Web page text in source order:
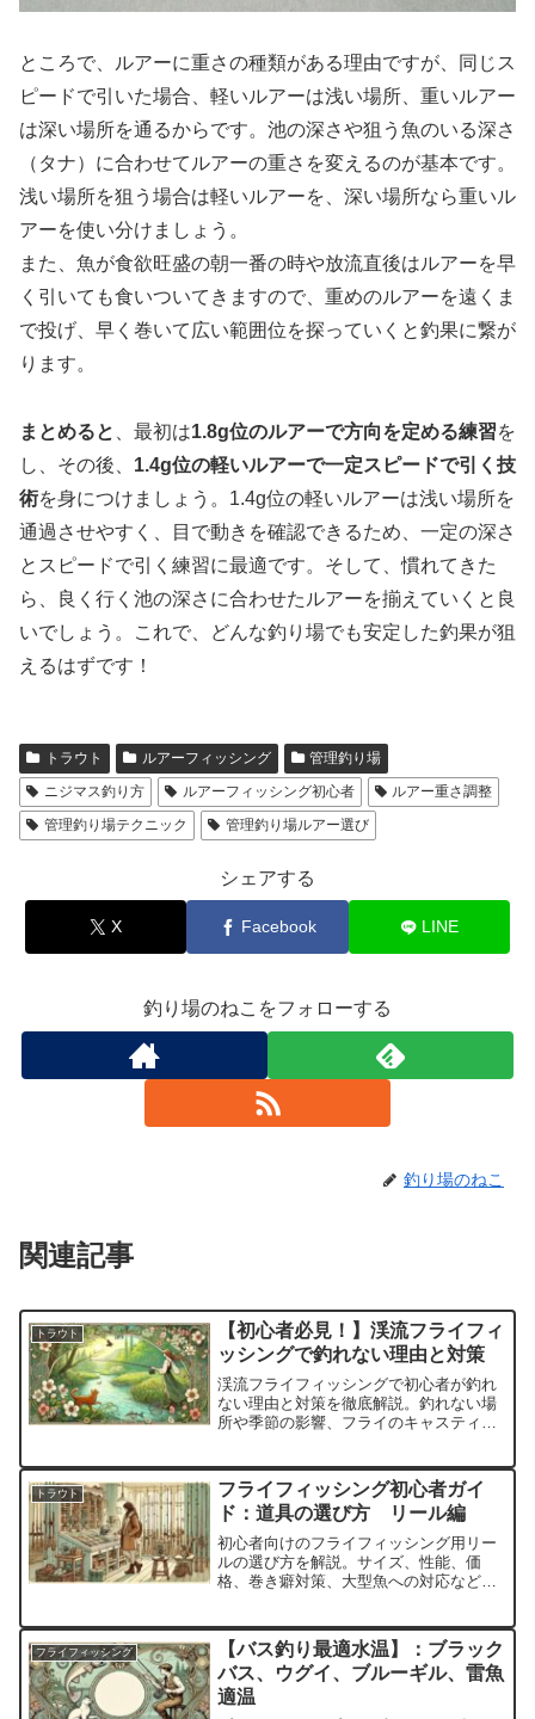
ところで、ルアーに重さの種類がある理由ですが、同じス
ピードで引いた場合、軽いルアーは浅い場所、重いルアー
は深い場所を通るからです。池の深さや狙う魚のいる深さ
（タナ）に合わせてルアーの重さを変えるのが基本です。
浅い場所を狙う場合は軽いルアーを、深い場所なら重いル
アーを使い分けましょう。
また、魚が食欲旺盛の朝一番の時や放流直後はルアーを早
く引いても食いついてきますので、重めのルアーを遠くま
で投げ、早く巻いて広い範囲位を探っていくと釣果に繋が
ります。
まとめると 、最初は1.8g位のルアーで方向を定める練習を
し、その後、 1.4g位の軽いルアーで一定スピードで引く技
術を身につけましょう。1.4g位の軽いルアーは浅い場所を
通過させやすく、目で動きを確認できるため、一定の深さ
とスピードで引く練習に最適です。そして、慣れてきた
ら、良く行く池の深さに合わせたルアーを揃えていくと良
いでしょう。これで、どんな釣り場でも安定した釣果が狙
えるはずです！
トラウト ルアーフィッシング
管理釣り場
ニジマス釣り方
ルアーフィッシング初心者
ルアー重さ調整
管理釣り場テクニック
管理釣り場ルアー選び
シェアする
X Facebook LINE
釣り場のねこをフォローする
釣り場のねこ
関連記事
トラウト
【初心者必見！】渓流フライフィ
ッシングで釣れない理由と対策
渓流フライフィッシングで初心者が釣れ
ない理由と対策を徹底解説。釣れない場
所や季節の影響、フライのキャスティン
トラウト
フライフィッシング初心者ガイ
ド：道具の選び方 リール編
初心者向けのフライフィッシング用リー
ルの選び方を解説。サイズ、性能、価
格、巻き癖対策、大型魚への対応など、
フライフィッシング
【バス釣り最適水温】：ブラック
バス、ウグイ、ブルーギル、雷魚
適温